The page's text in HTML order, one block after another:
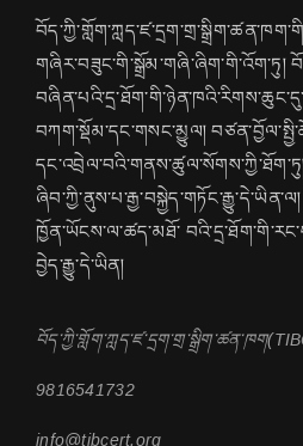
གཞིར་བཟུང་གི་སྒྲོམ་གཞི་ཞིག་གི་འོག་ཏུ།
བཀག་སྡོམ་དང་གསང་མྱུལ།
ཁྱོན་ཡོངས་ལ་ཚད་མཐོ་
བྱེད་རྒྱུ་དེ་ཡིན།
9816541732
info@tibcert.org